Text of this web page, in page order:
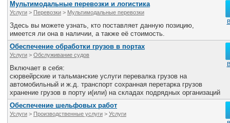
Мультимодальные перевозки и логистика
Услуги > Перевозки > Мультимодальные перевозки
Здесь вы можете узнать, кто поставляет данную позицию,
имеется ли она в наличии, а также её стоимость.
Обеспечение обработки грузов в портах
Услуги > Обслуживание судов
Включает в себя:
сюрвейрские и тальманские услуги перевалка грузов на
автомобильный и ж.д. транспорт сохранная перетарка грузов
хранение грузов в порту и(или) на складах подрядных организаций
Обеспечение шельфовых работ
Услуги > Производственные услуги > Услуги